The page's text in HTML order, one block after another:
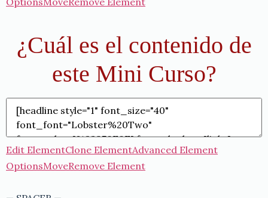
¿Cuál es el contenido de
este Mini Curso?
Edit ElementClone ElementAdvanced Element
OptionsMoveRemove Element